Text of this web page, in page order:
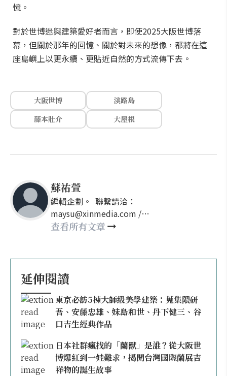
憶。
對於世博迷與建築愛好者而言，即使2025大阪世博落
幕，但關於那年的回憶、關於對未來的想像，都將在這
座島嶼上以更永續、更貼近自然的方式流傳下去。
大阪世博
淡路島
藤本壯介
大屋根
蘇祐萱
編輯企劃。 聯繫請洽：
maysu@xinmedia.com /
may860527@gmail.com
查看所有文章
延伸閱讀
東京必訪5棟大師級美學建築：蒐集隈研
吾、安藤忠雄、妹島和世、丹下健三、谷
口吉生經典作品
日本社群瘋找的「蘭獸」是誰？從大阪世
博爆紅到一娃難求，揭開台灣國際蘭展吉
祥物的誕生故事